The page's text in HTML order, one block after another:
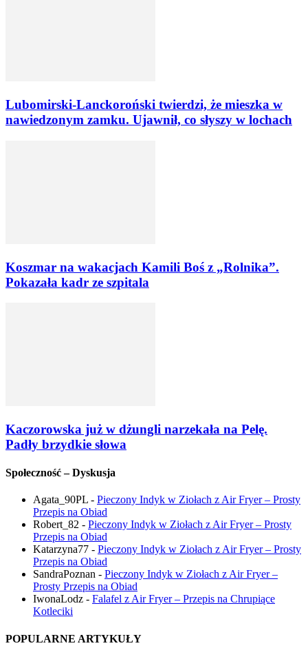
Lubomirski-Lanckoroński twierdzi, że mieszka w
nawiedzonym zamku. Ujawnił, co słyszy w lochach
Koszmar na wakacjach Kamili Boś z „Rolnika”.
Pokazała kadr ze szpitala
Kaczorowska już w dżungli narzekała na Pelę.
Padły brzydkie słowa
Społeczność – Dyskusja
Agata_90PL - Pieczony Indyk w Ziołach z Air Fryer – Prosty
Przepis na Obiad
Robert_82 - Pieczony Indyk w Ziołach z Air Fryer – Prosty
Przepis na Obiad
Katarzyna77 - Pieczony Indyk w Ziołach z Air Fryer – Prosty
Przepis na Obiad
SandraPoznan - Pieczony Indyk w Ziołach z Air Fryer –
Prosty Przepis na Obiad
IwonaLodz - Falafel z Air Fryer – Przepis na Chrupiące
Kotleciki
POPULARNE ARTYKUŁY